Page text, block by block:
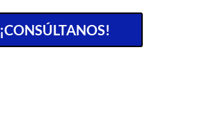
¡CONSÚLTANOS!